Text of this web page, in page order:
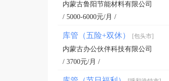
内蒙古鲁阳节能材料有限公司
/ 5000-6000元/月 /
库管（五险+双休） [包头市]
内蒙古办公伙伴科技有限公司
/ 3700元/月 /